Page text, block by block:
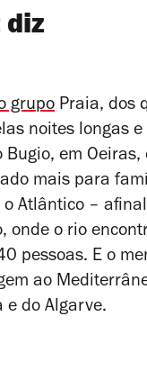
diz
grupo Praia, dos
noites longas
Bugio, em
mais para
o Atlântico –
onde o rio
pessoas. E o
ao
e do Algarve.